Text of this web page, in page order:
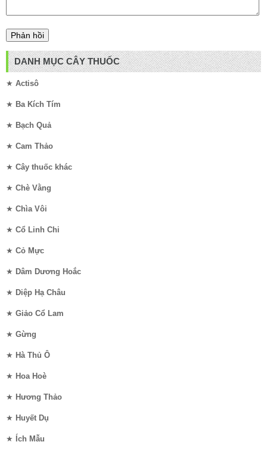
DANH MỤC CÂY THUỐC
★ Actisô
★ Ba Kích Tím
★ Bạch Quả
★ Cam Thảo
★ Cây thuốc khác
★ Chè Vằng
★ Chìa Vôi
★ Cổ Linh Chi
★ Cỏ Mực
★ Dâm Dương Hoắc
★ Diệp Hạ Châu
★ Giảo Cổ Lam
★ Gừng
★ Hà Thủ Ô
★ Hoa Hoè
★ Hương Thảo
★ Huyết Dụ
★ Ích Mẫu